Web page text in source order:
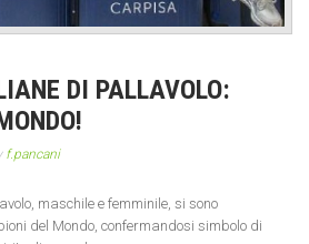
DI PALLAVOLO:
f.pancani
maschile e femminile, si sono
del Mondo, confermandosi simbolo di